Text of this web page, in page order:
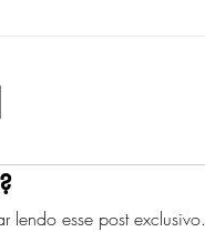
lendo esse post exclusivo.